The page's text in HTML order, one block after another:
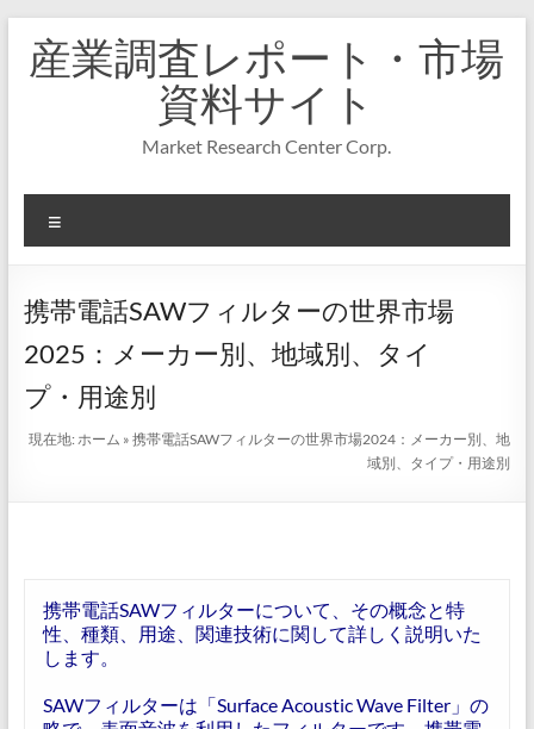
キ
プ
産業調査レポート・市場
資料サイト
Market Research Center Corp.
ニ
ー
携帯電話SAWフィルターの世界市場
2025：メーカー別、地域別、タイ
プ・用途別
現在地:ホーム »携帯電話SAWフィルターの世界市場2024：メーカー別、地
域別、タイプ・用途別
携帯電話SAWフィルターについて、その概念と特
性、種類、用途、関連技術に関して詳しく説明いた
します。
SAWフィルターは「Surface Acoustic Wave Filter」の